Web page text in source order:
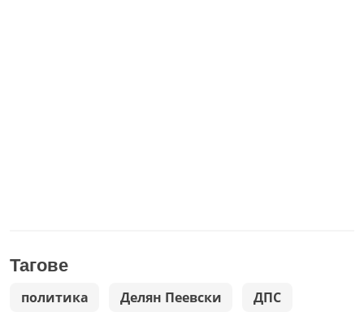
Тагове
политика Делян Пеевски ДПС